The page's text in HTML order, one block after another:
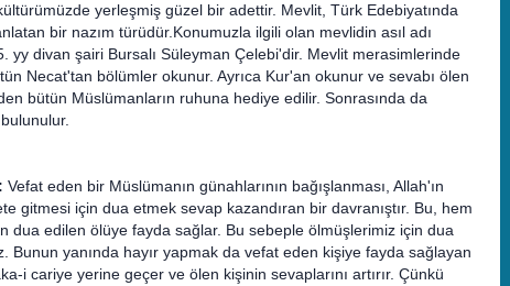
yerleşmiş güzel bir adettir. Mevlit, Türk Edebiyatında
bir nazım türüdür.Konumuzla ilgili olan mevlidin asıl adı
yy divan şairi Bursalı Süleyman Çelebi'dir. Mevlit merasimlerinde
Necat'tan bölümler okunur. Ayrıca Kur'an okunur ve sevabı ölen
bütün Müslümanların ruhuna hediye edilir. Sonrasında da
Vefat eden bir Müslümanın günahlarının bağışlanması, Allah'ın
gitmesi için dua etmek sevap kazandıran bir davranıştır. Bu, hem
dua edilen ölüye fayda sağlar. Bu sebeple ölmüşlerimiz için dua
Bunun yanında hayır yapmak da vefat eden kişiye fayda sağlayan
i cariye yerine geçer ve ölen kişinin sevaplarını artırır. Çünkü